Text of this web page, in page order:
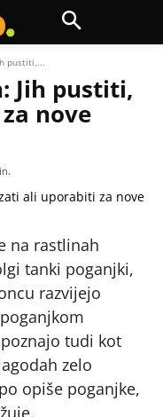
pustiti,...
Jih pustiti,
nove
na rastlinah
tanki poganjki,
razvijejo
tudi kot
zelo
opiše poganjke,